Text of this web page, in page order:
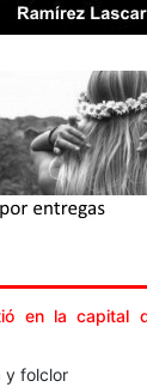
en la capital
y folclor